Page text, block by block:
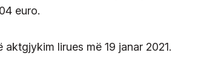
euro.
lirues më 19 janar 2021.